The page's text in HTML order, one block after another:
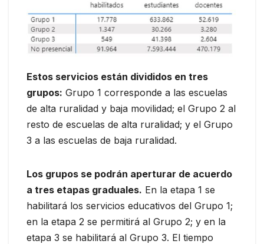
Estos servicios están divididos en tres
grupos: Grupo 1 corresponde a las escuelas
de alta ruralidad y baja movilidad; el Grupo 2 al
resto de escuelas de alta ruralidad; y el Grupo
3 a las escuelas de baja ruralidad.
Los grupos se podrán aperturar de acuerdo
a tres etapas graduales. En la etapa 1 se
habilitará los servicios educativos del Grupo 1;
en la etapa 2 se permitirá al Grupo 2; y en la
etapa 3 se habilitará al Grupo 3. El tiempo